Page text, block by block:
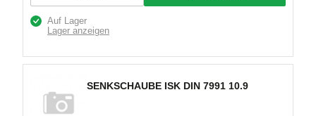
Auf Lager
Lager anzeigen
SENKSCHAUBE ISK DIN 7991 10.9